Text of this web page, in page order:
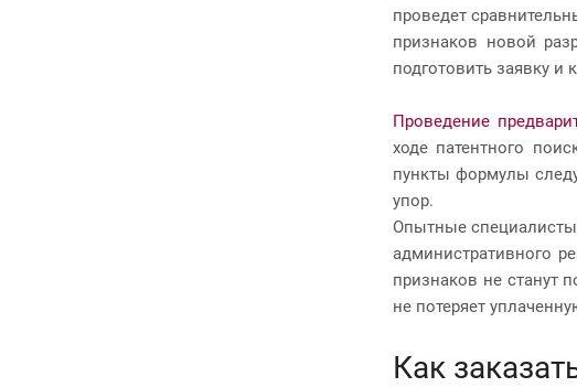
проведет
признаков новой
подготовить заявку и
Проведение
ходе патентного
пункты формулы
упор.
Опытные специалисты
административного
признаков не станут
не потеряет
Как